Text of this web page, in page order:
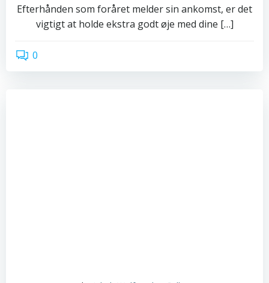
Efterhånden som foråret melder sin ankomst, er det
vigtigt at holde ekstra godt øje med dine […]
0